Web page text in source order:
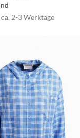
2-3 Werktage